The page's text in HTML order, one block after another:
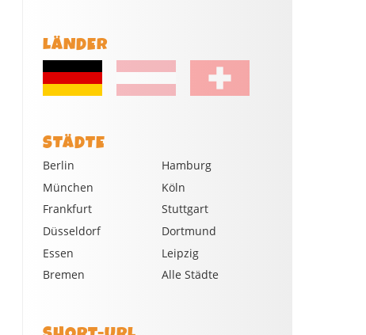
LÄNDER
STÄDTE
Berlin
Hamburg
München
Köln
Frankfurt
Stuttgart
Düsseldorf
Dortmund
Essen
Leipzig
Bremen
Alle Städte